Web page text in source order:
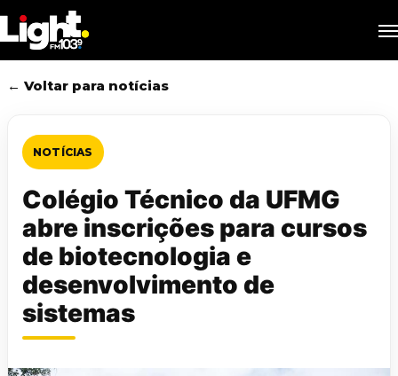
to
main
content
← Voltar para notícias
NOTÍCIAS
Colégio Técnico da UFMG
abre inscrições para cursos
de biotecnologia e
desenvolvimento de
sistemas